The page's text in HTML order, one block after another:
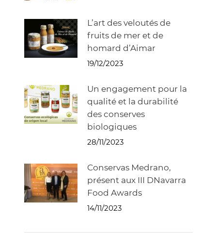
L’art des veloutés de
fruits de mer et de
homard d’Aimar
19/12/2023
Un engagement pour la
qualité et la durabilité
des conserves
biologiques
28/11/2023
Conservas Medrano,
présent aux III DNavarra
Food Awards
14/11/2023